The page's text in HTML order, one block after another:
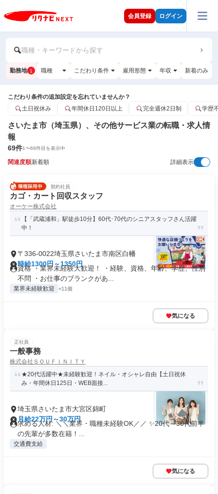
会員登録 ログイン
職種・キーワードから探す
勤務地 1 職種 こだわり条件 雇用形態 年収 新着のみ
こだわり条件の追加設定を忘れていませんか？
土日祝休み
年間休日120日以上 完全週休2日制 学歴
さいたま市（埼玉県）、その他サービス業の転職・求人情
報
69件1〜69件目を表示中
関連度順新着順 詳細表示
契約社員
カゴ・カート回収スタッフ
オーケー株式会社
【「武蔵浦和」駅徒歩10分】60代･70代のシニアスタッフさん活躍
中！
〒336-0022埼玉県さいたま市南区白幡
時給1300円～1350円
資格 ・業界未経験大歓迎！ ・経験、資格、年齢、学歴、性別
不問 ・お仕事のブランクがあ...
業界未経験歓迎 +11個
気になる
正社員
一般事務
株式会社ＳＯＵＦＩＮＩＴＹ
★20代活躍中★未経験歓迎！ネイル・オシャレ自由【土日祝休
み・年間休日125日・WEB面接...
埼玉県さいたま市大宮区錦町
月給22万円～30万円
求める人材: ＼＼業界・職種未経験OK／／ ✨20代～30代前半
の先輩が多数在籍！...
交通費支給
気になる